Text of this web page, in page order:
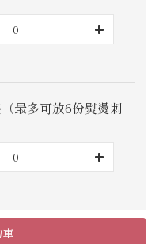
最多可放6份熨燙刺